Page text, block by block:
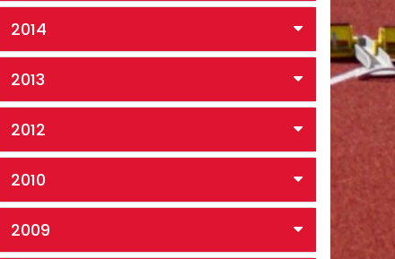
2014
2013
2012
2010
2009